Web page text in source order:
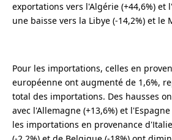
exportations vers l'Algérie (+44,6%) et
une baisse vers la Libye (-14,2%) et le
Pour les importations, celles en
européenne ont augmenté de 1,6%,
total des importations. Des hausses
avec l'Allemagne (+13,6%) et
les importations en provenance